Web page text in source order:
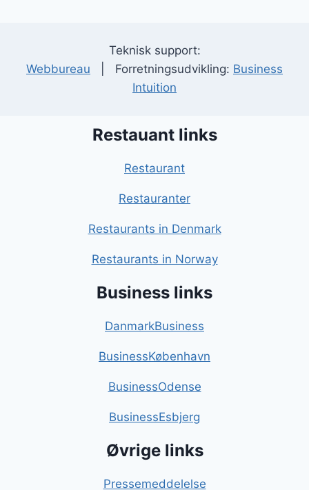
Teknisk support:
Webbureau | Forretningsudvikling: Business
Intuition
Restauant links
Restaurant
Restauranter
Restaurants in Denmark
Restaurants in Norway
Business links
DanmarkBusiness
BusinessKøbenhavn
BusinessOdense
BusinessEsbjerg
Øvrige links
Pressemeddelelse